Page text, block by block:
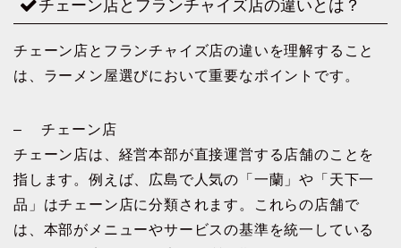
チェーン店とフランチャイズ店の違いとは？
チェーン店とフランチャイズ店の違いを理解すること
は、ラーメン屋選びにおいて重要なポイントです。
– チェーン店
チェーン店は、経営本部が直接運営する店舗のことを
指します。例えば、広島で人気の「一蘭」や「天下一
品」はチェーン店に分類されます。これらの店舗で
は、本部がメニューやサービスの基準を統一している